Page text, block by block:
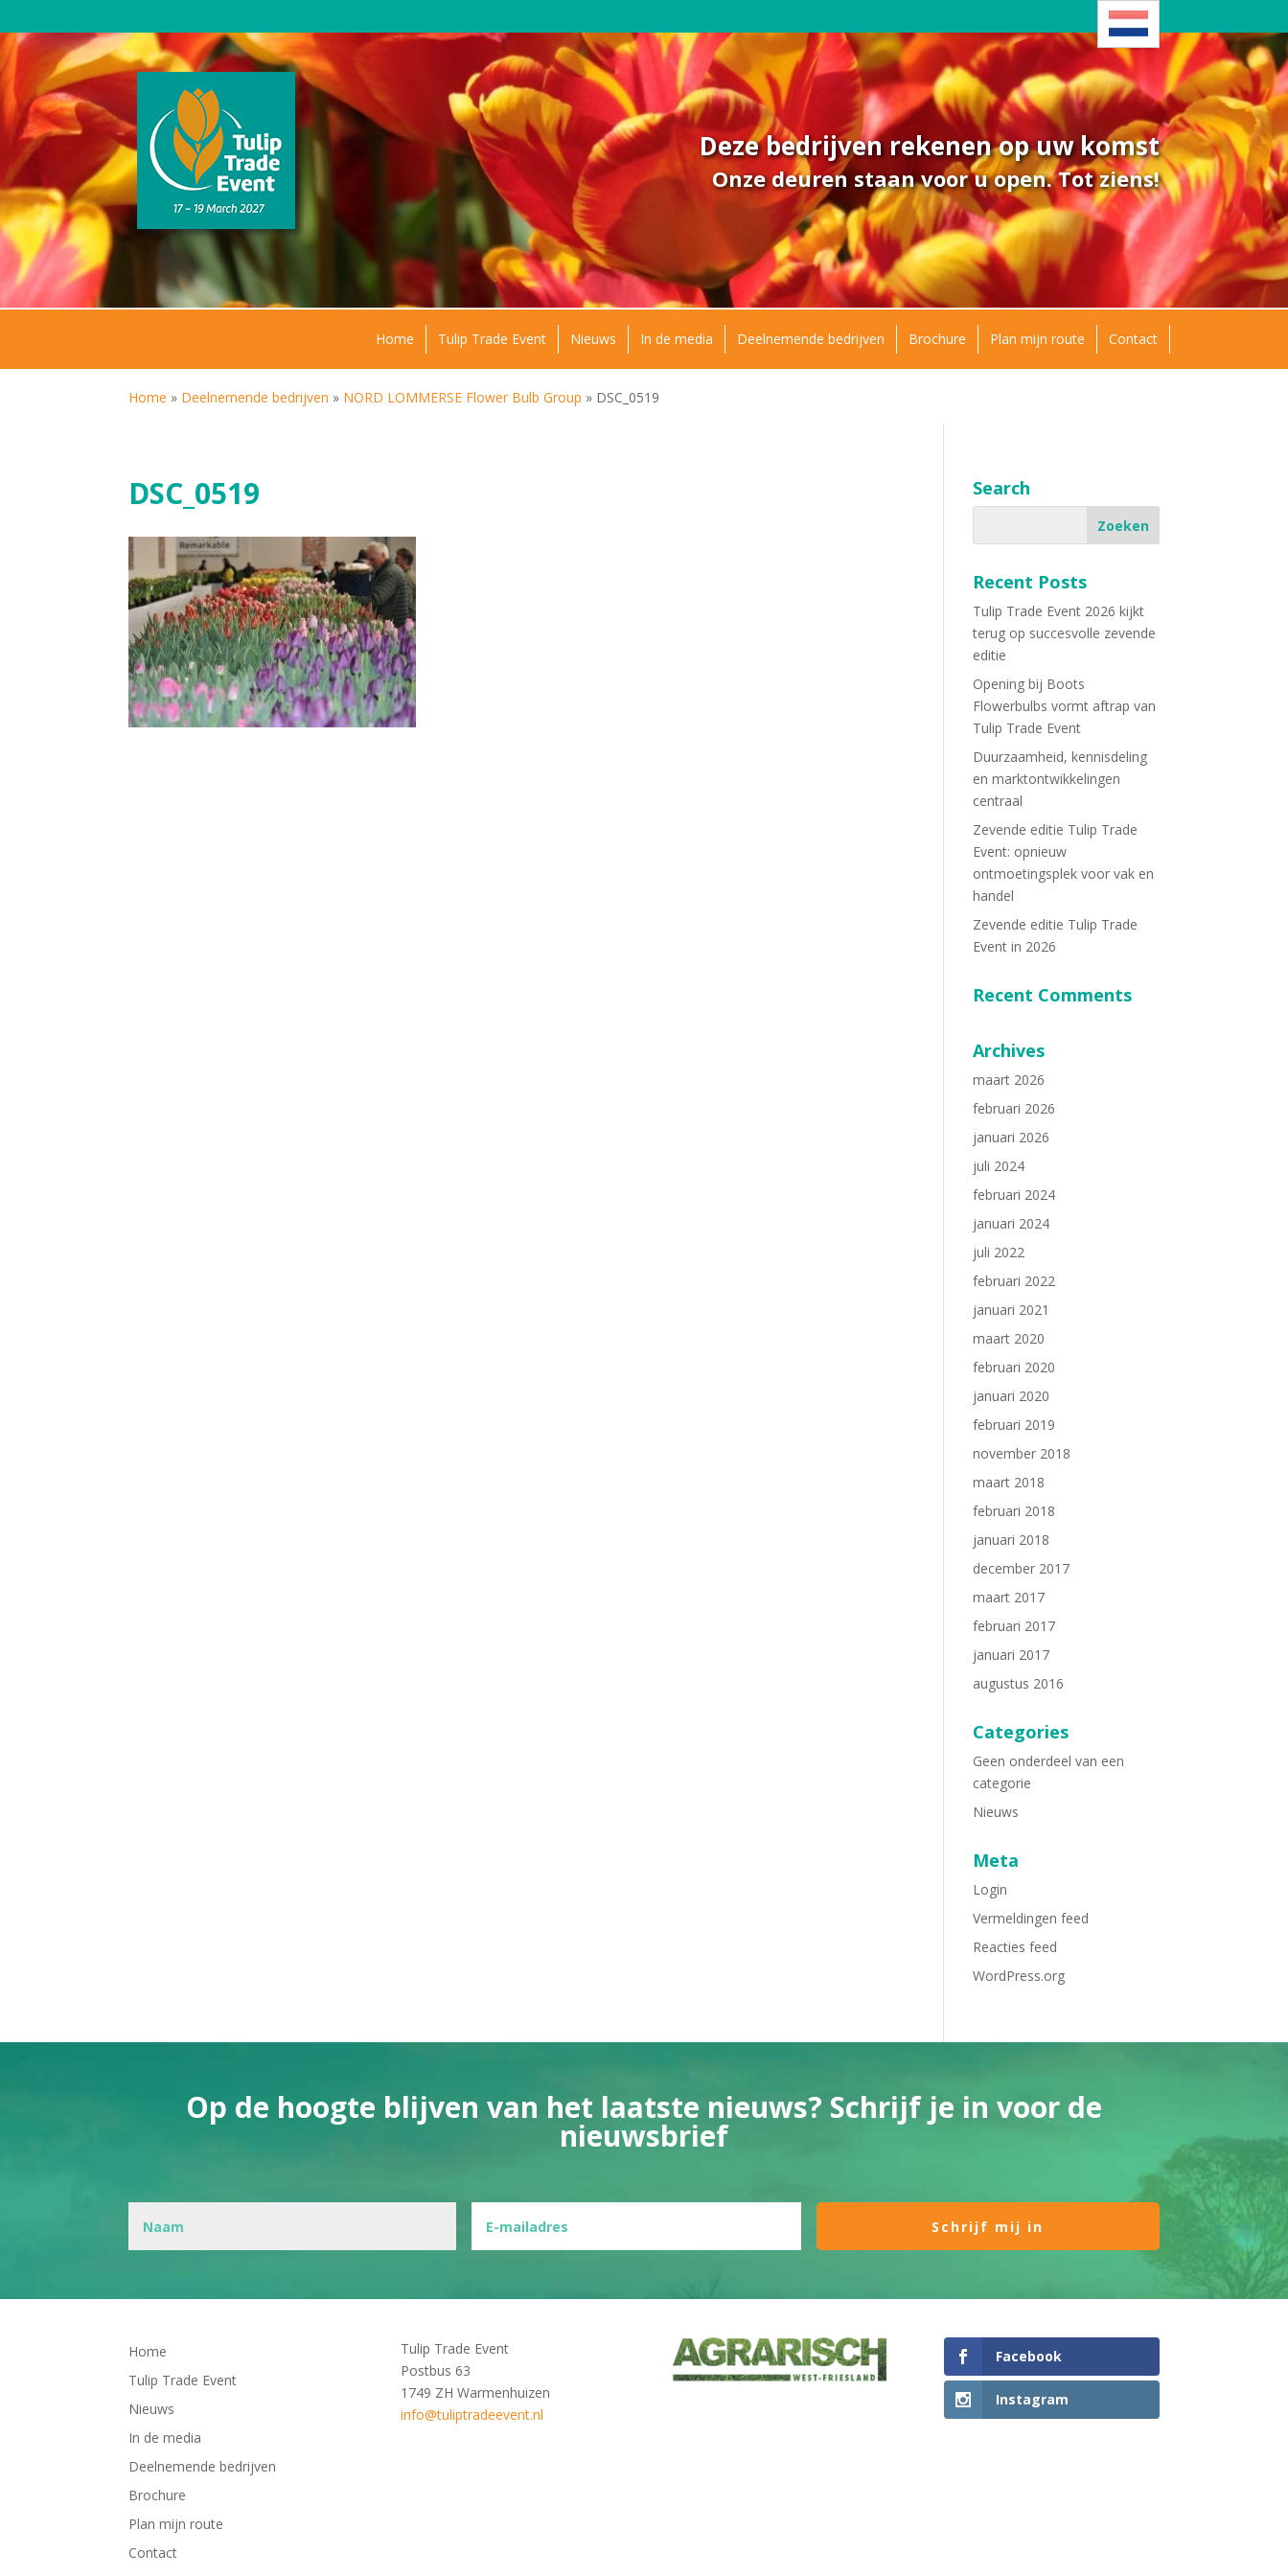
Deze bedrijven rekenen op uw komst
Onze deuren staan voor u open. Tot ziens!
Home Tulip Trade Event Nieuws In de media Deelnemende bedrijven Brochure Plan mijn route Contact
Home » Deelnemende bedrijven » NORD LOMMERSE Flower Bulb Group » DSC_0519
DSC_0519 Search
Recent Posts
Tulip Trade Event 2026 kijkt
terug op succesvolle zevende
editie
Opening bij Boots
Flowerbulbs vormt aftrap van
Tulip Trade Event
Duurzaamheid, kennisdeling
en marktontwikkelingen
centraal
Zevende editie Tulip Trade
Event: opnieuw
ontmoetingsplek voor vak en
handel
Zevende editie Tulip Trade
Event in 2026
Recent Comments
Archives
maart 2026
februari 2026
januari 2026
juli 2024
februari 2024
januari 2024
juli 2022
februari 2022
januari 2021
maart 2020
februari 2020
januari 2020
februari 2019
november 2018
maart 2018
februari 2018
januari 2018
december 2017
maart 2017
februari 2017
januari 2017
augustus 2016
Categories
Geen onderdeel van een
categorie
Nieuws
Meta
Login
Vermeldingen feed
Reacties feed
WordPress.org
Op de hoogte blijven van het laatste nieuws? Schrijf je in voor de
nieuwsbrief
Home
Tulip Trade Event
Nieuws
In de media
Deelnemende bedrijven
Brochure
Plan mijn route
Contact
Tulip Trade Event
Postbus 63
1749 ZH Warmenhuizen
info@tuliptradeevent.nl
Facebook
Instagram